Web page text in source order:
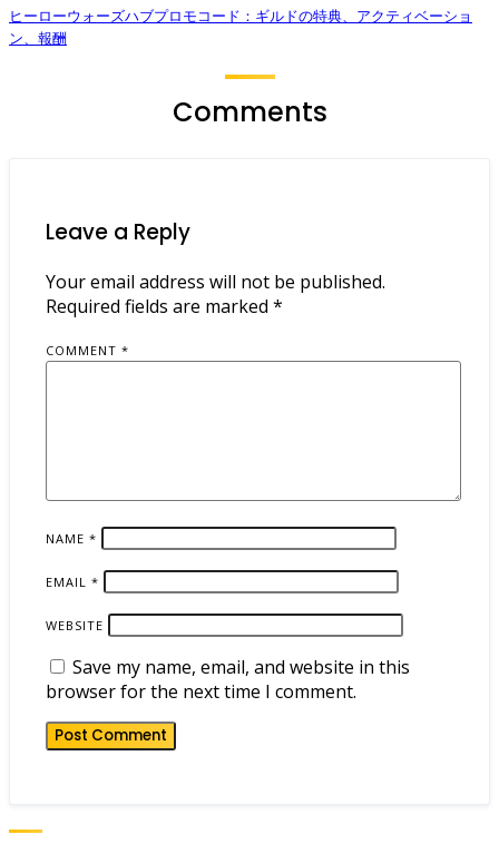
ヒーローウォーズハブプロモコード：ギルドの特典、アクティベーショ
ン、報酬
Comments
Leave a Reply
Your email address will not be published.
Required fields are marked *
COMMENT *
NAME *
EMAIL *
WEBSITE
Save my name, email, and website in this
browser for the next time I comment.